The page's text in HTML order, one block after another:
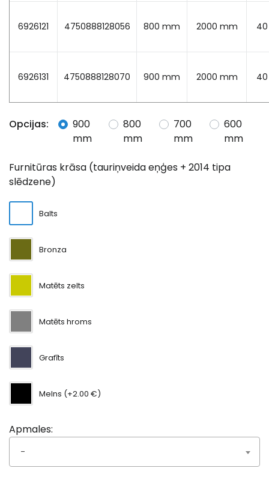
6926121 4750888128056 800 mm 2000 mm
6926131 4750888128070 900 mm 2000 mm
Opcijas:
900
mm
800
mm
700
mm
600
mm
Furnitūras krāsa (tauriņveida eņģes + 2014 tipa
slēdzene)
Balts
Bronza
Matēts zelts
Matēts hroms
Grafīts
Melns (+2.00 €)
Apmales:
-